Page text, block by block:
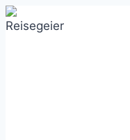
Zum
Inhalt